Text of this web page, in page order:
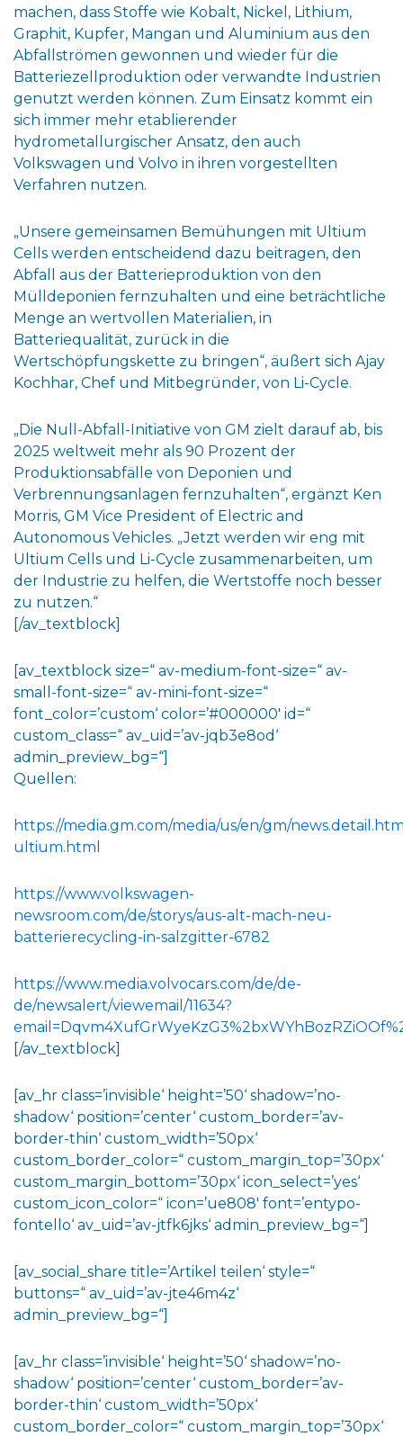
machen, dass Stoffe wie Kobalt, Nickel, Lithium,
Graphit, Kupfer, Mangan und Aluminium aus den
Abfallströmen gewonnen und wieder für die
Batteriezellproduktion oder verwandte Industrien
genutzt werden können. Zum Einsatz kommt ein
sich immer mehr etablierender
hydrometallurgischer Ansatz, den auch
Volkswagen und Volvo in ihren vorgestellten
Verfahren nutzen.
„Unsere gemeinsamen Bemühungen mit Ultium
Cells werden entscheidend dazu beitragen, den
Abfall aus der Batterieproduktion von den
Mülldeponien fernzuhalten und eine beträchtliche
Menge an wertvollen Materialien, in
Batteriequalität, zurück in die
Wertschöpfungskette zu bringen“, äußert sich Ajay
Kochhar, Chef und Mitbegründer, von Li-Cycle.
„Die Null-Abfall-Initiative von GM zielt darauf ab, bis
2025 weltweit mehr als 90 Prozent der
Produktionsabfälle von Deponien und
Verbrennungsanlagen fernzuhalten“, ergänzt Ken
Morris, GM Vice President of Electric and
Autonomous Vehicles. „Jetzt werden wir eng mit
Ultium Cells und Li-Cycle zusammenarbeiten, um
der Industrie zu helfen, die Wertstoffe noch besser
zu nutzen.“
[/av_textblock]
[av_textblock size=“ av-medium-font-size=“ av-
small-font-size=“ av-mini-font-size=“
font_color=’custom‘ color=’#000000′ id=“
custom_class=“ av_uid=’av-jqb3e8od‘
admin_preview_bg=“]
Quellen:
https://media.gm.com/media/us/en/gm/
ultium.html
https://www.volkswagen-
newsroom.com/de/storys/aus-alt-mach-neu-
batterierecycling-in-salzgitter-6782
https://www.media.volvocars.com/de/de-
de/newsalert/viewemail/11634?
[/av_textblock]
[av_hr class=’invisible‘ height=’50‘ shadow=’no-
shadow‘ position=’center‘ custom_border=’av-
border-thin‘ custom_width=’50px‘
custom_border_color=“ custom_margin_top=’30px‘
custom_margin_bottom=’30px‘ icon_select=’yes‘
custom_icon_color=“ icon=’ue808′ font=’entypo-
fontello‘ av_uid=’av-jtfk6jks‘ admin_preview_bg=“]
[av_social_share title=’Artikel teilen‘ style=“
buttons=“ av_uid=’av-jte46m4z‘
admin_preview_bg=“]
[av_hr class=’invisible‘ height=’50‘ shadow=’no-
shadow‘ position=’center‘ custom_border=’av-
border-thin‘ custom_width=’50px‘
custom_border_color=“ custom_margin_top=’30px‘